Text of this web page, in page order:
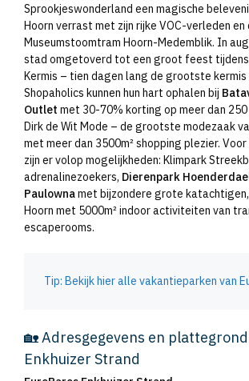
Sprookjeswonderland een magische
Hoorn verrast met zijn rijke VOC-verleden en
Museumstoomtram Hoorn-Medemblik. In
stad omgetoverd tot een groot feest tijdens
Kermis – tien dagen lang de grootste kermis
Shopaholics kunnen hun hart ophalen bij
Outlet met 30-70% korting op meer dan 250
Dirk de Wit Mode – de grootste modezaak
met meer dan 3500m² shopping plezier.
zijn er volop mogelijkheden: Klimpark
adrenalinezoekers, Dierenpark
Paulownamet bijzondere grote
Hoorn met 5000m² indoor activiteiten van
escaperooms.
Tip: Bekijk hier alle vakantieparken van
🏡 Adresgegevens en
Enkhuizer Strand